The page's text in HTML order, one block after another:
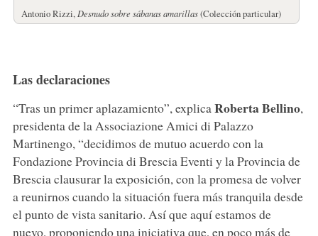
Antonio Rizzi, Desnudo sobre sábanas amarillas(Colección particular)
Las declaraciones
“Tras un primer aplazamiento”, explicaRoberta Bellino,
presidenta de la Associazione Amici di Palazzo
Martinengo, “decidimos de mutuo acuerdo con la
Fondazione Provincia di Brescia Eventi y la Provincia de
Brescia clausurar la exposición, con la promesa de volver
a reunirnos cuando la situación fuera más tranquila desde
el punto de vista sanitario. Así que aquí estamos de
nuevo, proponiendo una iniciativa que, en poco más de